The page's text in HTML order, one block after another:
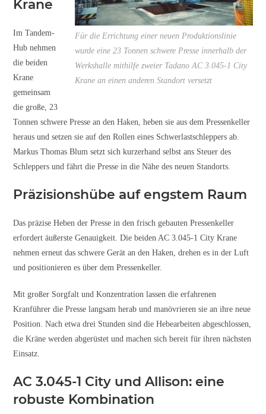
Für die Errichtung einer neuen Produktionslinie
wurde eine 23 Tonnen schwere Presse innerhalb der
Werkshalle mithilfe zweier Tadano AC 3.045-1 City
Krane an einen anderen Standort versetzt
Krane
Im Tandem-
Hub nehmen
die beiden
Krane
gemeinsam
die große, 23
Tonnen schwere Presse an den Haken, heben sie aus dem Pressenkeller
heraus und setzen sie auf den Rollen eines Schwerlastschleppers ab.
Markus Thomas Blum setzt sich kurzerhand selbst ans Steuer des
Schleppers und fährt die Presse in die Nähe des neuen Standorts.
Präzisionshübe auf engstem Raum
Das präzise Heben der Presse in den frisch gebauten Pressenkeller
erfordert äußerste Genauigkeit. Die beiden AC 3.045-1 City Krane
nehmen erneut das schwere Gerät an den Haken, drehen es in der Luft
und positionieren es über dem Pressenkeller.
Mit großer Sorgfalt und Konzentration lassen die erfahrenen
Kranführer die Presse langsam herab und manövrieren sie an ihre neue
Position. Nach etwa drei Stunden sind die Hebearbeiten abgeschlossen,
die Kräne werden abgerüstet und machen sich bereit für ihren nächsten
Einsatz.
AC 3.045-1 City und Allison: eine
robuste Kombination